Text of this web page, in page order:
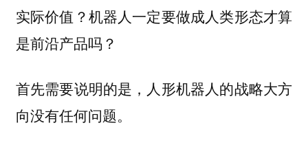
实际价值？机器人一定要做成人类形态才算
是前沿产品吗？
首先需要说明的是，人形机器人的战略大方
向没有任何问题。